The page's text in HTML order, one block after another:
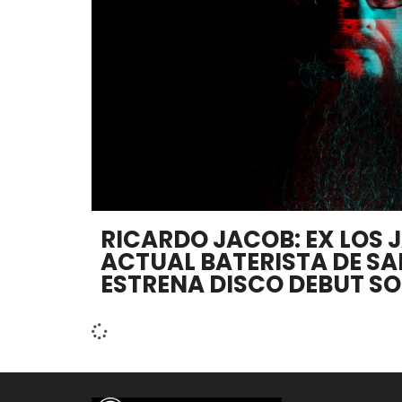
RICARDO JACOB: EX LOS
ACTUAL BATERISTA DE
ESTRENA DISCO DEBUT